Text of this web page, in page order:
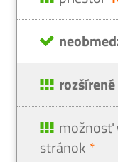
možnosť
stránok*